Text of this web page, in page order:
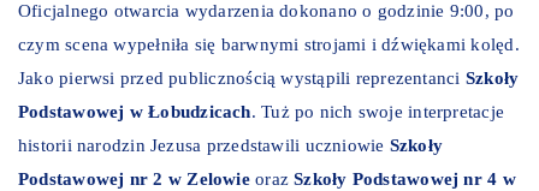
Oficjalnego otwarcia wydarzenia dokonano o godzinie 9:00, po
czym scena wypełniła się barwnymi strojami i dźwiękami kolęd.
Jako pierwsi przed publicznością wystąpili reprezentanci Szkoły
Podstawowej w Łobudzicach. Tuż po nich swoje interpretacje
historii narodzin Jezusa przedstawili uczniowie Szkoły
Podstawowej nr 2 w ZelowieorazSzkoły Podstawowej nr 4 w